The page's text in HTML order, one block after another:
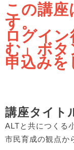
この講
す。
ログイ
む」ボタ
申込みを
講座タイト
ALTと共につくる
市民育成の観点か